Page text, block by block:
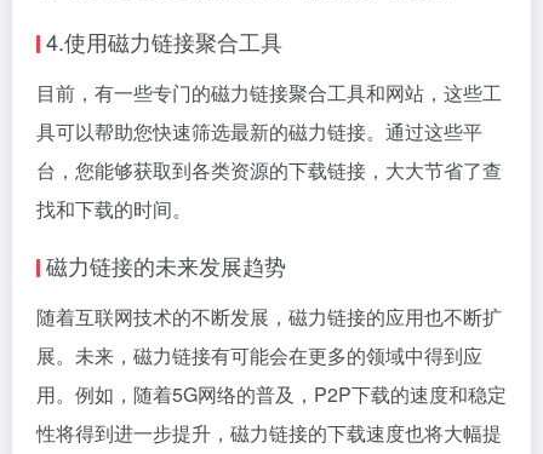
4.使用磁力链接聚合工具
目前，有一些专门的磁力链接聚合工具和网站，这些工
具可以帮助您快速筛选最新的磁力链接。通过这些平
台，您能够获取到各类资源的下载链接，大大节省了查
找和下载的时间。
磁力链接的未来发展趋势
随着互联网技术的不断发展，磁力链接的应用也不断扩
展。未来，磁力链接有可能会在更多的领域中得到应
用。例如，随着5G网络的普及，P2P下载的速度和稳定
性将得到进一步提升，磁力链接的下载速度也将大幅提